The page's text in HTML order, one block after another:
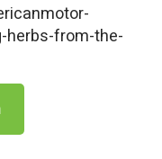
herbs-from-the-